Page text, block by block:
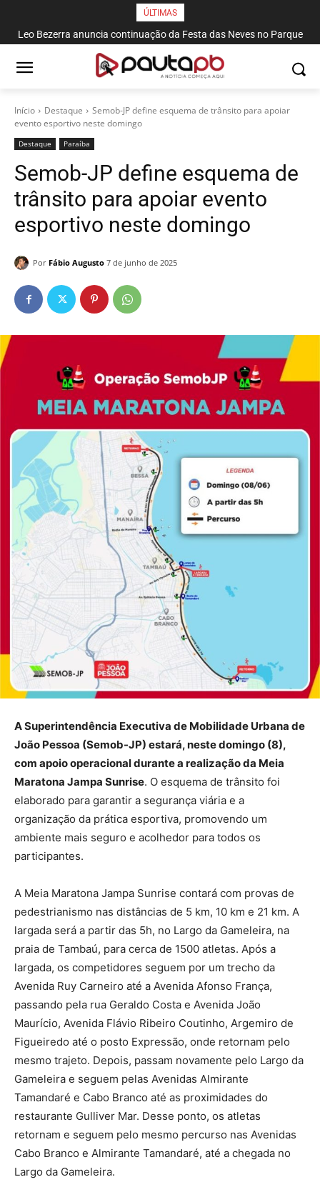
ÚLTIMAS
Leo Bezerra anuncia continuação da Festa das Neves no Parque
Solon de Lucena até domingo
Início Destaque
Semob-JP define esquema de trânsito para apoiar
evento esportivo neste domingo
Destaque Paraí­ba
Semob-JP define esquema de
trânsito para apoiar evento
esportivo neste domingo
Por Fábio Augusto 7 de junho de 2025
A Superintendência Executiva de Mobilidade Urbana de
João Pessoa (Semob-JP) estará, neste domingo (8),
com apoio operacional durante a realização da Meia
Maratona Jampa Sunrise. O esquema de trânsito foi
elaborado para garantir a segurança viária e a
organização da prática esportiva, promovendo um
ambiente mais seguro e acolhedor para todos os
participantes.
A Meia Maratona Jampa Sunrise contará com provas de
pedestrianismo nas distâncias de 5 km, 10 km e 21 km. A
largada será a partir das 5h, no Largo da Gameleira, na
praia de Tambaú, para cerca de 1500 atletas. Após a
largada, os competidores seguem por um trecho da
Avenida Ruy Carneiro até a Avenida Afonso França,
passando pela rua Geraldo Costa e Avenida João
Maurício, Avenida Flávio Ribeiro Coutinho, Argemiro de
Figueiredo até o posto Expressão, onde retornam pelo
mesmo trajeto. Depois, passam novamente pelo Largo da
Gameleira e seguem pelas Avenidas Almirante
Tamandaré e Cabo Branco até as proximidades do
restaurante Gulliver Mar. Desse ponto, os atletas
retornam e seguem pelo mesmo percurso nas Avenidas
Cabo Branco e Almirante Tamandaré, até a chegada no
Largo da Gameleira.